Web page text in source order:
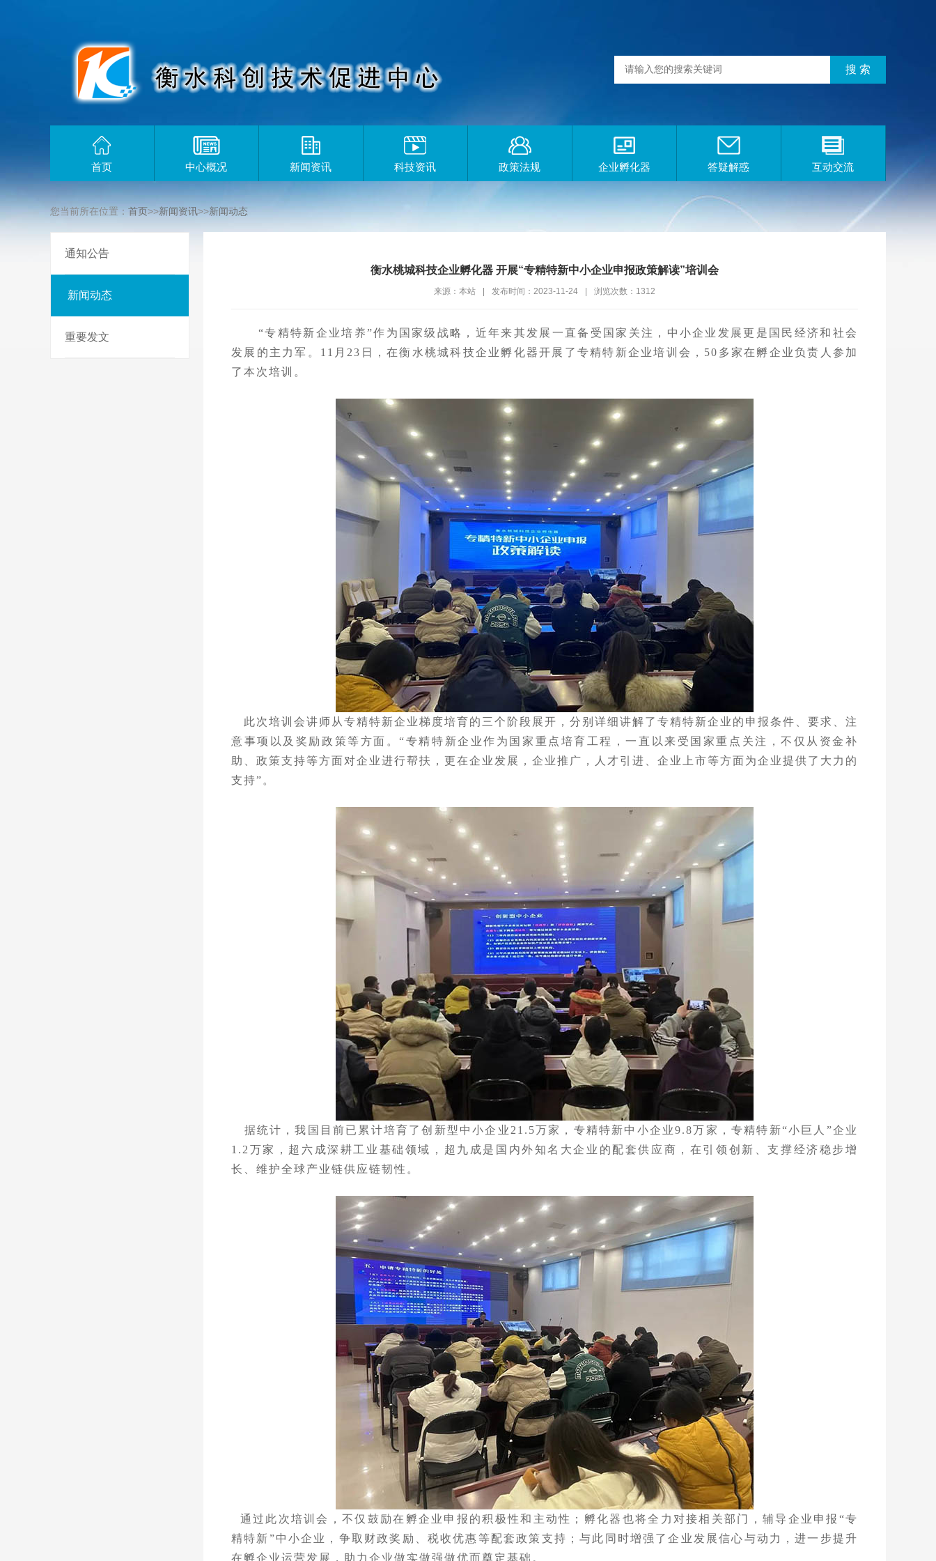
首页 中心概况 新闻资讯 科技资讯 政策法规 企业孵化器 答疑解惑 互动交流
您当前所在位置： 首页>>新闻资讯>>新闻动态
通知公告
新闻动态
重要发文
衡水桃城科技企业孵化器 开展“专精特新中小企业申报政策解读”培训会
来源：本站 发布时间：2023-11-24 浏览次数：1312
“专精特新企业培养”作为国家级战略，近年来其发展一直备受国家关注，中小企业发展更是国民经济和社会
发展的主力军。 11月23日，在衡水桃城科技企业孵化器开展了专精特新企业培训会， 50多 家在孵企业负责人 参加
了本次培训。
此次培训会讲师 从专精特新企业梯度培育的三个阶段展开，分别 详细 讲解了专精特新企业的申报条件、要求、注
意事项以及奖励政策等方面。“专精特新企业作为国家重点培育工程，一直以来受国家重点关注，不仅从资金补
助、政策支持等方面对企业进行帮扶，更在企业发展，企业推广，人才引进、企业上市等方面为企业提供了大力的
支持”。
据统计，我国目前已累计培育了创新型中小企业21.5万家，专精特新中小企业9.8万家，专精特新“小巨人”企业
1.2万家，超六成深耕工业基础领域，超九成是国内外知名大企业的配套供应商，在引领创新、支撑经济稳步增
长、维护全球产业链供应链韧性。
通过此次培训会 ，不仅鼓励在孵企业申报的积极性和主动性；孵化器也将全力对接相关部门，辅导企业申报 “专
精特新”中小企业，争取财政奖励、税收优惠等配套政策支持；与此同时增强了企业发展信心与动力，进一步提升
在孵企业运营发展，助力企业做实做强做优而奠定基础。